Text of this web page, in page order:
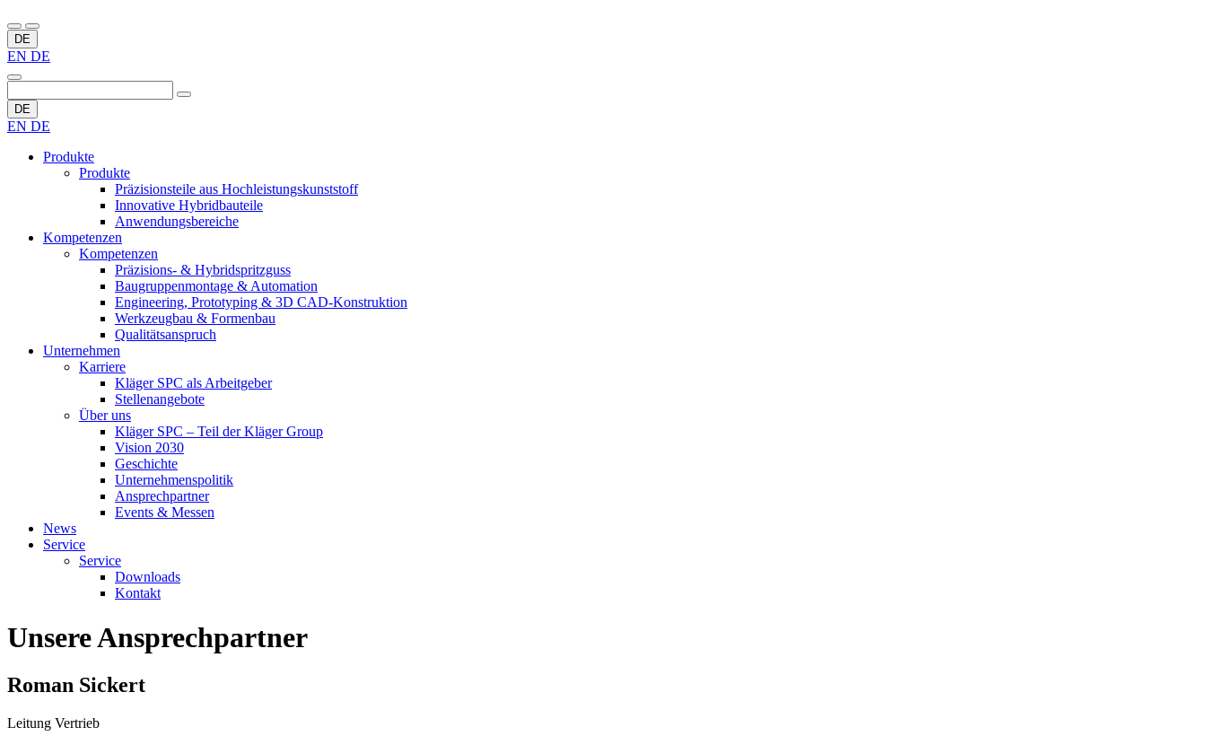
DE
EN DE
DE
EN DE
Produkte
Produkte
Präzisionsteile aus Hochleistungskunststoff
Innovative Hybridbauteile
Anwendungsbereiche
Kompetenzen
Kompetenzen
Präzisions- & Hybridspritzguss
Baugruppenmontage & Automation
Engineering, Prototyping & 3D CAD-Konstruktion
Werkzeugbau & Formenbau
Qualitätsanspruch
Unternehmen
Karriere
Kläger SPC als Arbeitgeber
Stellenangebote
Über uns
Kläger SPC – Teil der Kläger Group
Vision 2030
Geschichte
Unternehmenspolitik
Ansprechpartner
Events & Messen
News
Service
Service
Downloads
Kontakt
Unsere Ansprechpartner
Roman Sickert
Leitung Vertrieb